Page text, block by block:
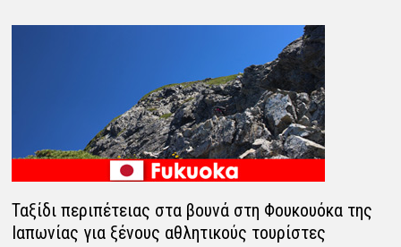
Ταξίδι περιπέτειας στα βουνά στη Φουκουόκα της
Ιαπωνίας για ξένους αθλητικούς τουρίστες